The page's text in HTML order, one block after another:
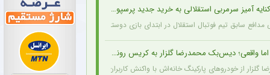
آمیز سرمربی استقلالی به خرید جدید پرسپولیس
مدافع سابق تیم فوتبال استقلال در ابتدای بازی دوستانه امروز با آلومینیوم اراک با
واقعی؛ دیس‌بک محمدرضا گلزار به کریس رونالدو + عکس
گلزار از خودروهای پارکینگ خانه‌اش با واکنش کاربران همراه شده و برخی آن را دیس‌بک به